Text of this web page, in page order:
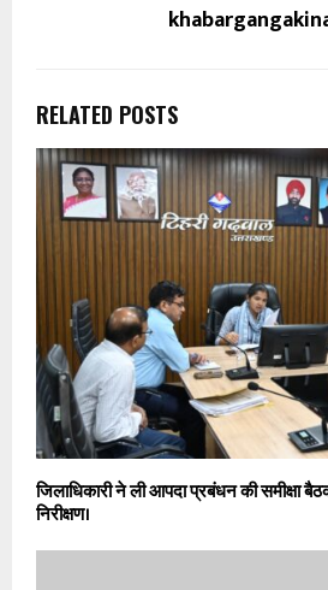
RELATED POSTS
जिलाधिकारी ने ली आपदा प्रबंधन की समीक्षा
निरीक्षण।